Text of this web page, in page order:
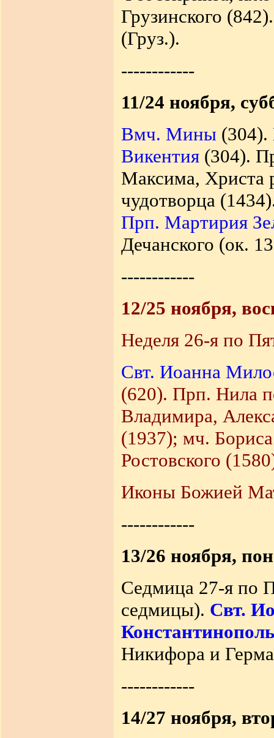
Грузинского
(Груз.).
------------
11/24 ноября,
Вмч. Мины
Викентия (304).
Максима, Христа
чудотворца
Прп. Мартирия
Дечанского (ок.
------------
12/25 ноября,
Неделя 26-я по
Свт. Иоанна
(620). Прп. Нила
Владимира,
(1937); мч.
Ростовского
Иконы Божией
------------
13/26 ноября,
Седмица 27-я по
седмицы). Свт.
Никифора и
------------
14/27 ноября,